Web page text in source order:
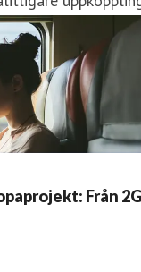
Från